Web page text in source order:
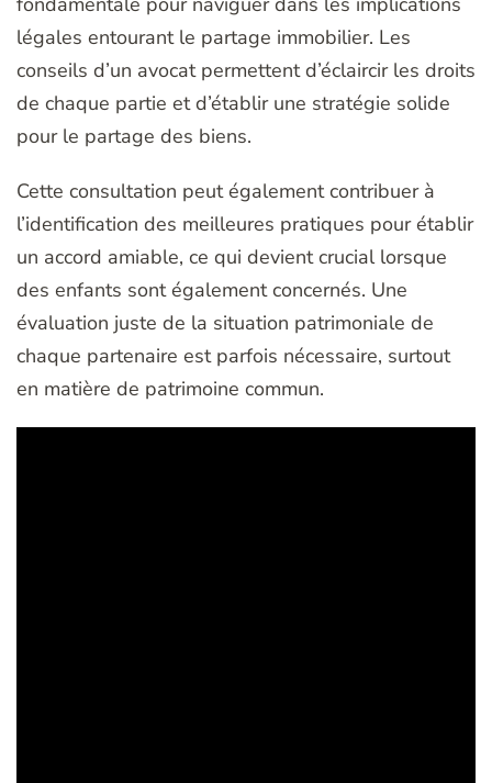
légales entourant le partage immobilier. Les
conseils d’un avocat permettent d’éclaircir les droits
de chaque partie et d’établir une stratégie solide
pour le partage des biens.
Cette consultation peut également contribuer à
l’identification des meilleures pratiques pour établir
un accord amiable, ce qui devient crucial lorsque
des enfants sont également concernés. Une
évaluation juste de la situation patrimoniale de
chaque partenaire est parfois nécessaire, surtout
en matière de patrimoine commun.